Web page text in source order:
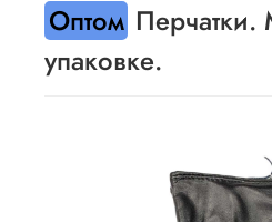
Оптом
упаковке.